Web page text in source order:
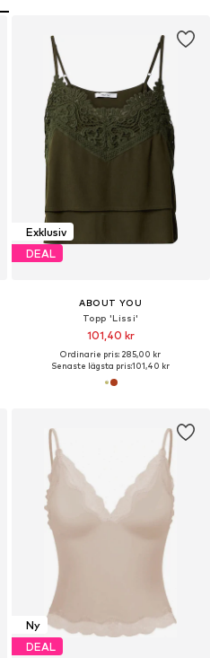
Exklusiv
DEAL
ABOUT YOU
Topp 'Lissi'
101,40 kr
Ordinarie pris: 285,00 kr
Senaste lägsta pris:101,40 kr
Ny
DEAL